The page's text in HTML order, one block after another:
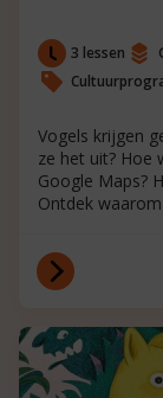
3 lessen
Vogels krijgen
ze het uit? Hoe
Google Maps?
Ontdek